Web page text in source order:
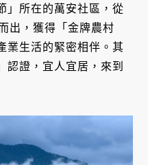
」所在的萬安社區，從
出，獲得「金牌農村
業生活的緊密相伴。其
認證，宜人宜居，來到